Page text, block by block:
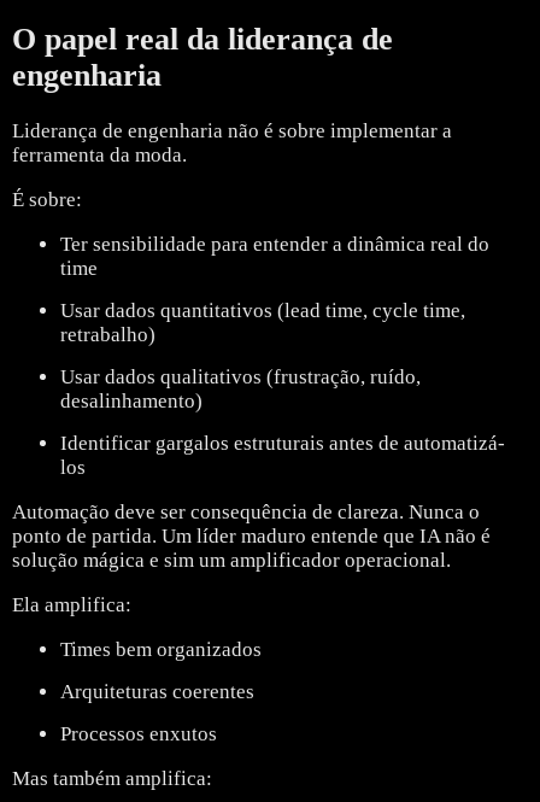
O papel real da liderança de
engenharia
Liderança de engenharia não é sobre implementar a
ferramenta da moda.
É sobre:
Ter sensibilidade para entender a dinâmica real do
time
Usar dados quantitativos (lead time, cycle time,
retrabalho)
Usar dados qualitativos (frustração, ruído,
desalinhamento)
Identificar gargalos estruturais antes de automatizá-
los
Automação deve ser consequência de clareza. Nunca o
ponto de partida. Um líder maduro entende que IA não é
solução mágica e sim um amplificador operacional.
Ela amplifica:
Times bem organizados
Arquiteturas coerentes
Processos enxutos
Mas também amplifica: